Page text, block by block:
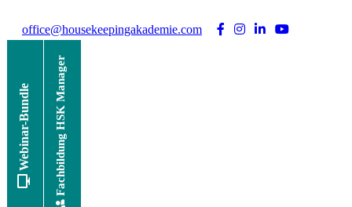
office@housekeepingakademie.com
Webinar-Bundle Fachbildung HSK Manager